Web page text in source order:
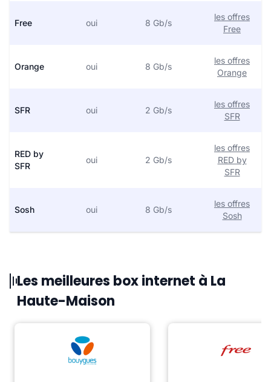
Free oui 8 Gb/s
les offres
Free
Orange oui 8 Gb/s
les offres
Orange
SFR oui 2 Gb/s
les offres
SFR
RED by
SFR
oui 2 Gb/s
les offres
RED by
SFR
Sosh oui 8 Gb/s
les offres
Sosh
Les meilleures box internet à La
Haute-Maison